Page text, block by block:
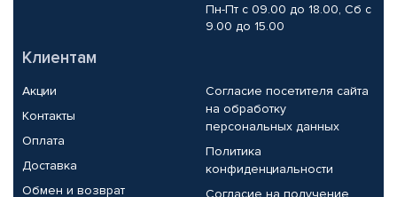
Пн-Пт с 09.00 до 18.00, Сб с
9.00 до 15.00
Клиентам
Акции
Контакты
Оплата
Доставка
Обмен и возврат
Согласие посетителя сайта
на обработку
персональных данных
Политика
конфиденциальности
Согласие на получение